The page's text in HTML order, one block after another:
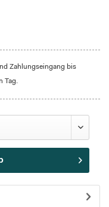
Zahlungseingang bis
Tag.